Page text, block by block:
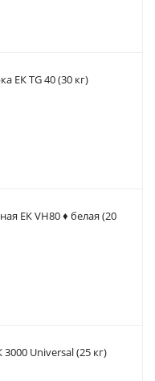
ЕК TG 40 (30 кг)
ЕК VH80 ♦ белая (20
Universal (25 кг)